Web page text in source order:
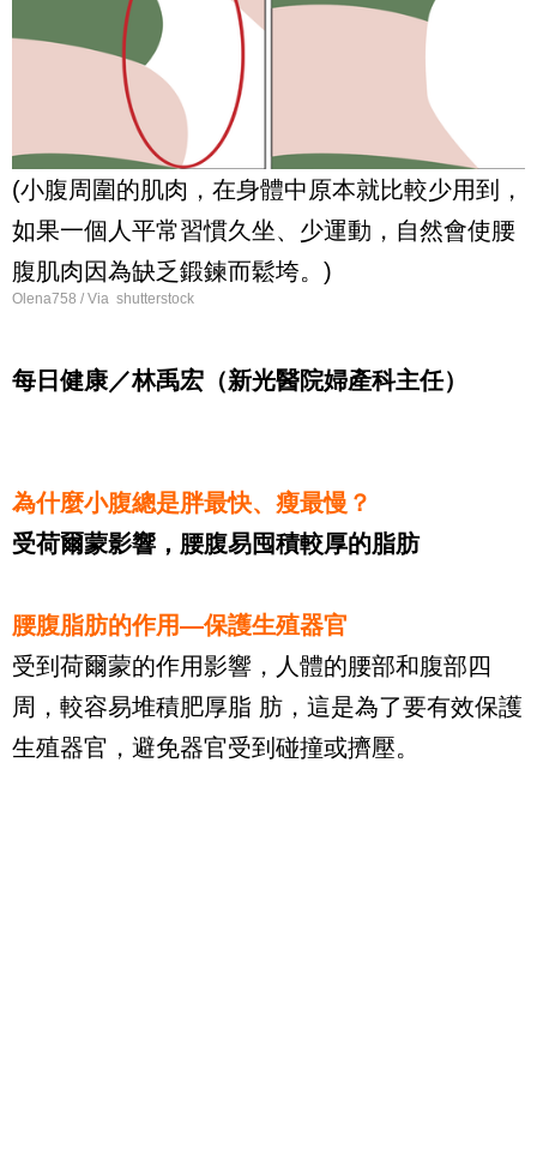
(小腹周圍的肌肉，在身體中原本就比較少用到，
如果一個人平常習慣久坐、少運動，自然會使腰
腹肌肉因為缺乏鍛鍊而鬆垮。)
Olena758 / Via shutterstock
每日健康／林禹宏（新光醫院婦產科主任）
為什麼小腹總是胖最快、瘦最慢？
受荷爾蒙影響，腰腹易囤積較厚的脂肪
腰腹脂肪的作用—保護生殖器官
受到荷爾蒙的作用影響，人體的腰部和腹部四
周，較容易堆積肥厚脂 肪，這是為了要有效保護
生殖器官，避免器官受到碰撞或擠壓。